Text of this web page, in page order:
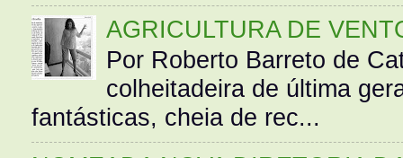
AGRICULTURA DE
Por Roberto Barreto de
colheitadeira de última
fantásticas, cheia de rec...